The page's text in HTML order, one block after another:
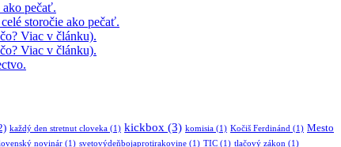
pečať.
storočie ako pečať.
Viac v článku).
Viac v článku).
každý den stretnut cloveka (1) kickbox (3) komisia (1) Kočiš Ferdinánd (1) Mesto
novinár (1) svetovýdeňbojaprotirakovine (1) TIC (1) tlačový zákon (1)